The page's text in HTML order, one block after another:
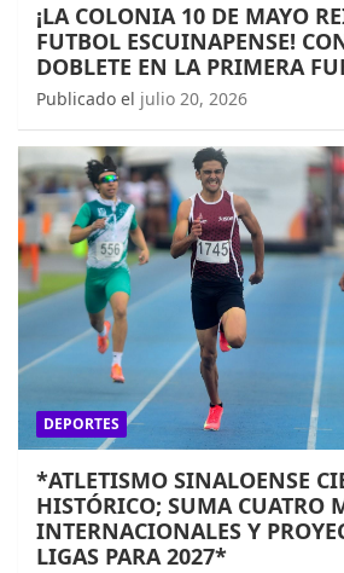
¡LA COLONIA 10 DE MAYO
FUTBOL ESCUINAPENSE!
DOBLETE EN LA PRIMERA
Publicado el julio 20, 2026
DEPORTES
*ATLETISMO SINALOENSE
HISTÓRICO; SUMA CUATRO
INTERNACIONALES Y
LIGAS PARA 2027*